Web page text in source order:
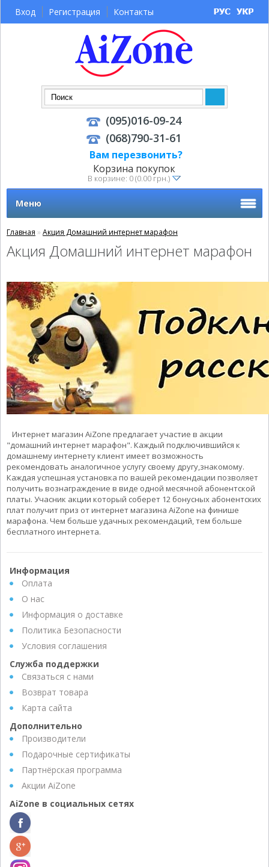
Корзина покупок
В корзине: 0 (0.00 грн.)
(095)016-09-24
(068)790-31-61
Вам перезвонить?
Вход Регистрация Контакты
Меню
Главная » Акция Домашний интернет марафон
Акция Домашний интернет марафон
Интернет магазин AiZone предлагает участие в акции
"домашний интернет марафон". Каждый подключившийся к
домашнему интернету клиент имеет возможность
рекомендовать аналогичное услугу своему другу,знакомому.
Каждая успешная установка по вашей рекомендации позволяет
получить вознаграждение в виде одной месячной абонентской
платы. Учасник акции который соберет 12 бонусных абонентских
плат получит приз от интернет магазина AiZone на финише
марафона. Чем больше удачных рекомендаций, тем больше
бесплатного интернета.
Информация
Оплата
О нас
Информация о доставке
Политика Безопасности
Условия соглашения
Служба поддержки
Связаться с нами
Возврат товара
Карта сайта
Дополнительно
Производители
Подарочные сертификаты
Партнёрская программа
Акции AiZone
AiZone в социальных сетях